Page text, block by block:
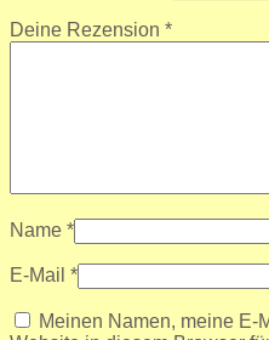
Deine Rezension *
Name *
E-Mail *
Meinen Namen, meine E-